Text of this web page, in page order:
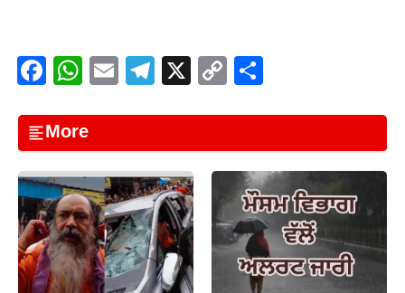
F
c
e
b
o
o
k
W
at
s
A
p
p
E
ail
T
e
gr
a
m
X C
p
y
Li
n
k
ar
e
More